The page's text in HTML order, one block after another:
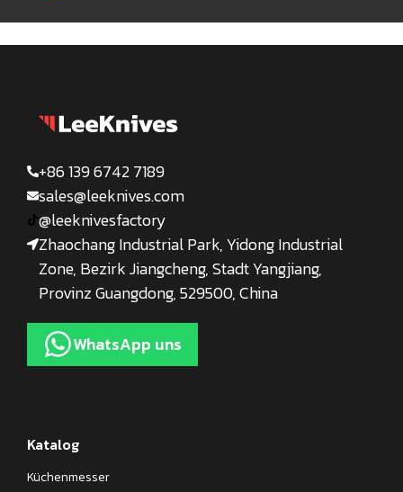
+86 139 6742 7189
sales@leeknives.com
@leeknivesfactory
Zhaochang Industrial Park, Yidong Industrial
Zone, Bezirk Jiangcheng, Stadt Yangjiang,
Provinz Guangdong, 529500, China
WhatsApp uns
Katalog
Küchenmesser